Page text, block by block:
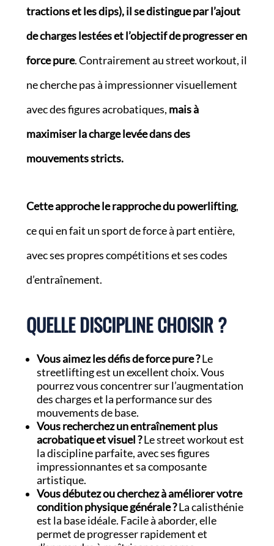
tractions et les dips), il se distingue par l’ajout
de charges lestées et l’objectif de progresser en
force pure. Contrairement au street workout, il
ne cherche pas à impressionner visuellement
avec des figures acrobatiques, mais à
maximiser la charge levée dans des
mouvements stricts.
Cette approche le rapproche du powerlifting,
ce qui en fait un sport de force à part entière,
avec ses propres compétitions et ses codes
d’entraînement.
QUELLE DISCIPLINE CHOISIR ?
Vous aimez les défis de force pure ?Le
streetlifting est un excellent choix. Vous
pourrez vous concentrer sur l’augmentation
des charges et la performance sur des
mouvements de base.
Vous recherchez un entraînement plus
acrobatique et visuel ?Le street workout est
la discipline parfaite, avec ses figures
impressionnantes et sa composante
artistique.
Vous débutez ou cherchez à améliorer votre
condition physique générale ?La calisthénie
est la base idéale. Facile à aborder, elle
permet de progresser rapidement et